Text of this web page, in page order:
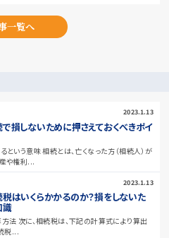
一覧へ
損しないために押さえておくべきポイ
という意味 相続とは、亡くなった方（相続人）が
や権利...
2023.1.13
はいくらかかるのか？損をしないた
識
法 次に、相続税は、下記の計算式により算出
税...
2023.1.13